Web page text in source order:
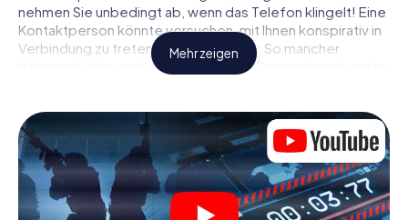
nehmen Sie unbedingt ab, wenn das Telefon klingelt! Eine
Kontaktperson könnte versuchen, mit Ihnen konspirativ in
Verbindung zu treten … Doch Vorsicht: So mancher
Informant entpuppt sich als dubioser Doppelagent und so
und vor allem: Vertrauen Sie niemandem!
Anders als in einem klassischen Escape Room in Tuttlingen
sind Sie also nicht in ein Zimmer eingesperrt, aus dem Sie
sich in einem vorgegebenen Zeitfenster befreien
müssen. Diese Smartphone Schnitzeljagd erklärt ganz
Mehr zeigen